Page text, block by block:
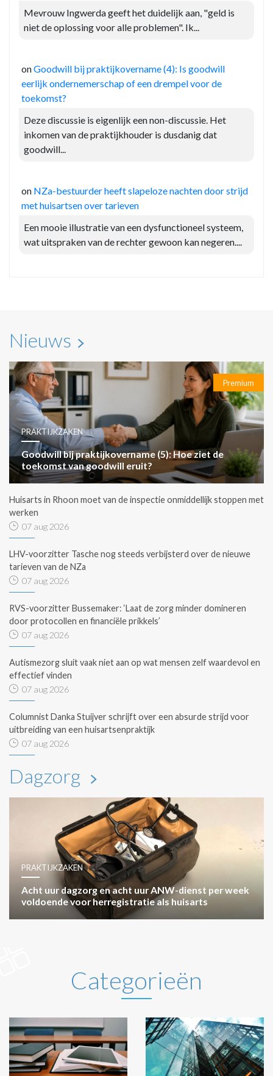
Mevrouw Ingwerda geeft het duidelijk aan, "geld is
niet de oplossing voor alle problemen". Ik...
onGoodwill bij praktijkovername (4): Is goodwill
eerlijk ondernemerschap of een drempel voor de
toekomst?
Deze discussie is eigenlijk een non-discussie. Het
inkomen van de praktijkhouder is dusdanig dat
goodwill...
on NZa-bestuurder heeft slapeloze nachten door strijd
met huisartsen over tarieven
Een mooie illustratie van een dysfunctioneel systeem,
wat uitspraken van de rechter gewoon kan negeren....
Nieuws
Premium
PRAKTIJKZAKEN
Goodwill bij praktijkovername (5): Hoe ziet de
toekomst van goodwill eruit?
Huisarts in Rhoon moet van de inspectie onmiddellijk stoppen met
werken
07 aug 2026
LHV-voorzitter Tasche nog steeds verbijsterd over de nieuwe
tarieven van de NZa
07 aug 2026
RVS-voorzitter Bussemaker: ‘Laat de zorg minder domineren
door protocollen en financiële prikkels’
07 aug 2026
Autismezorg sluit vaak niet aan op wat mensen zelf waardevol en
effectief vinden
07 aug 2026
Columnist Danka Stuijver schrijft over een absurde strijd voor
uitbreiding van een huisartsenpraktijk
07 aug 2026
Dagzorg
PRAKTIJKZAKEN
Acht uur dagzorg en acht uur ANW-dienst per week
voldoende voor herregistratie als huisarts
Categorieën